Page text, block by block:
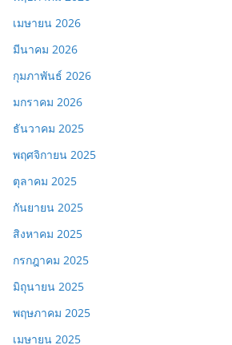
เมษายน 2026
มีนาคม 2026
กุมภาพันธ์ 2026
มกราคม 2026
ธันวาคม 2025
พฤศจิกายน 2025
ตุลาคม 2025
กันยายน 2025
สิงหาคม 2025
กรกฎาคม 2025
มิถุนายน 2025
พฤษภาคม 2025
เมษายน 2025